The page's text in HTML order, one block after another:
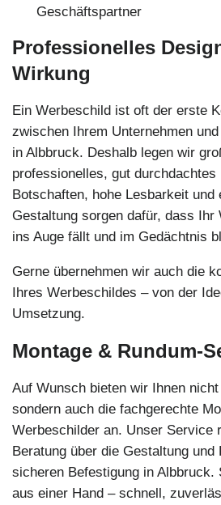
Geschäftspartner
Professionelles
Wirkung
Ein Werbeschild ist oft der erste
zwischen Ihrem Unternehmen
in Albbruck. Deshalb legen wir
professionelles, gut durchdachtes
Botschaften, hohe Lesbarkeit und
Gestaltung sorgen dafür, dass Ihr
ins Auge fällt und im Gedächtnis
Gerne übernehmen wir auch die
Ihres Werbeschildes – von der
Umsetzung.
Montage & Rundum-
Auf Wunsch bieten wir Ihnen
sondern auch die fachgerechte
Werbeschilder an. Unser Service
Beratung über die Gestaltung
sicheren Befestigung in Albbruck.
aus einer Hand – schnell,